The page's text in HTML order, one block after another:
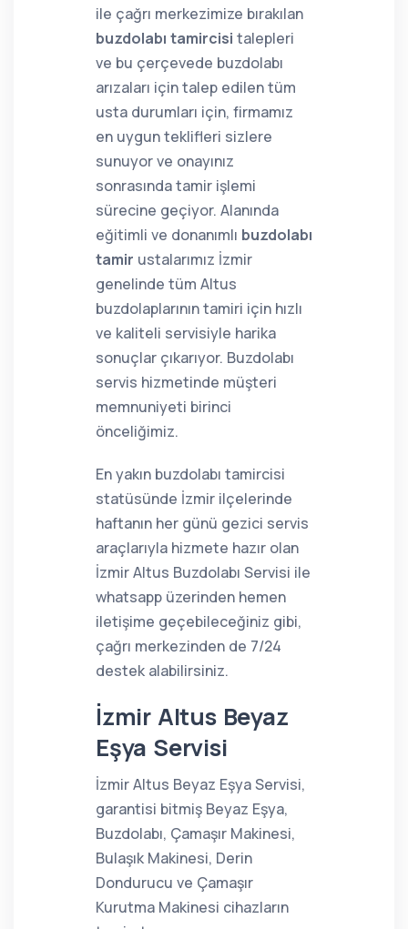
ile çağrı merkezimize bırakılan
buzdolabı tamircisi talepleri
ve bu çerçevede buzdolabı
arızaları için talep edilen tüm
usta durumları için, firmamız
en uygun teklifleri sizlere
sunuyor ve onayınız
sonrasında tamir işlemi
sürecine geçiyor. Alanında
eğitimli ve donanımlı buzdolabı
tamir ustalarımız İzmir
genelinde tüm Altus
buzdolaplarının tamiri için hızlı
ve kaliteli servisiyle harika
sonuçlar çıkarıyor. Buzdolabı
servis hizmetinde müşteri
memnuniyeti birinci
önceliğimiz.
En yakın buzdolabı tamircisi
statüsünde İzmir ilçelerinde
haftanın her günü gezici servis
araçlarıyla hizmete hazır olan
İzmir Altus Buzdolabı Servisi ile
whatsapp üzerinden hemen
iletişime geçebileceğiniz gibi,
çağrı merkezinden de 7/24
destek alabilirsiniz.
İzmir Altus Beyaz
Eşya Servisi
İzmir Altus Beyaz Eşya Servisi,
garantisi bitmiş Beyaz Eşya,
Buzdolabı, Çamaşır Makinesi,
Bulaşık Makinesi, Derin
Dondurucu ve Çamaşır
Kurutma Makinesi cihazların